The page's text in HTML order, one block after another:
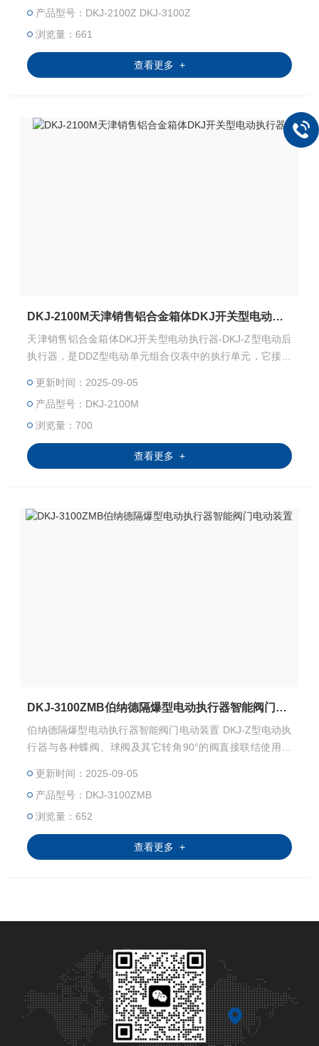
处理等工业。
产品型号：DKJ-2100Z DKJ-3100Z
浏览量：661
查看更多 +
DKJ-2100M天津销售铝合金箱体DKJ开关型电动执行器
天津销售铝合金箱体DKJ开关型电动执行器-DKJ-Z型电动后
执行器，是DDZ型电动单元组合仪表中的执行单元，它接受
广泛地用于电力、化工、石油、冶金、建材、轻工等行业。
更新时间：2025-09-05
产品型号：DKJ-2100M
浏览量：700
查看更多 +
DKJ-3100ZMB伯纳德隔爆型电动执行器智能阀门电动装置
伯纳德隔爆型电动执行器智能阀门电动装置 DKJ-Z型电动执
行器与各种蝶阀、球阀及其它转角90°的阀直接联结使用。
了普通角行程电动执行机构在使用时需构筑底座配置连杆机
构等繁锁工作，既降低了费用又提高了调节精度。
更新时间：2025-09-05
产品型号：DKJ-3100ZMB
浏览量：652
查看更多 +